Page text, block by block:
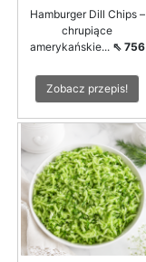
Hamburger Dill Chips –
chrupiące
amerykańskie... ⇖ 756
Zobacz przepis!